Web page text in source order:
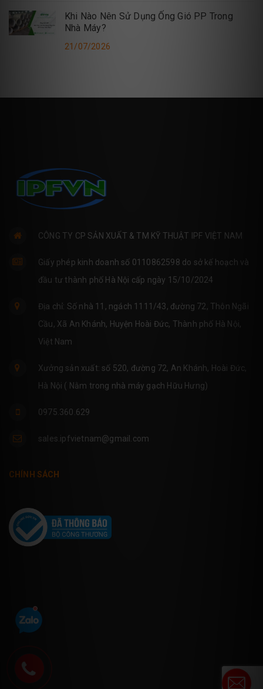
Khi Nào Nên Sử Dụng Ống Gió PP Trong
Nhà Máy?
21/07/2026
CÔNG TY CP SẢN XUẤT & TM KỸ THUẬT IPF VIỆT NAM
Giấy phép kinh doanh số 0110862598 do sở kế hoạch và
đầu tư thành phố Hà Nội cấp ngày 15/10/2024
Địa chỉ: Số nhà 11, ngách 1111/43, đường 72, Thôn Ngãi
Cầu, Xã An Khánh, Huyện Hoài Đức, Thành phố Hà Nội,
Việt Nam
Xưởng sản xuất: số 520, đường 72, An Khánh, Hoài Đức,
Hà Nội ( Nằm trong nhà máy gạch Hữu Hưng)
0975.360.629
sales.ipfvietnam@gmail.com
CHÍNH SÁCH